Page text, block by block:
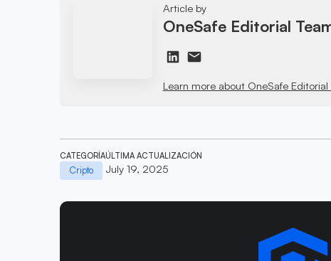
Article by
OneSafe Editorial
Learn more about OneSafe Editorial
CATEGORÍA
Cripto
ÚLTIMA ACTUALIZACIÓN
July 19, 2025